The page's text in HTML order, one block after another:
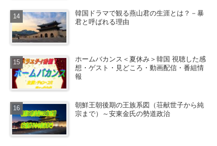
韓国ドラマで観る燕山君の生涯とは？－暴
君と呼ばれる理由
ホームバカンス＜夏休み＞韓国 視聴した感
想・ゲスト・見どころ・動画配信・番組情
報
朝鮮王朝後期の王族系図（荘献世子から純
宗まで）～安東金氏の勢道政治